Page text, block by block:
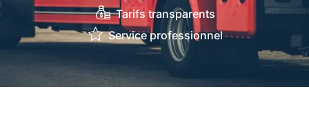
Tarifs transparents
Service professionnel